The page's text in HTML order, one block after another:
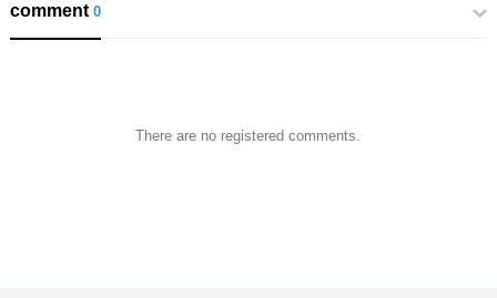
comment0
There are no registered comments.